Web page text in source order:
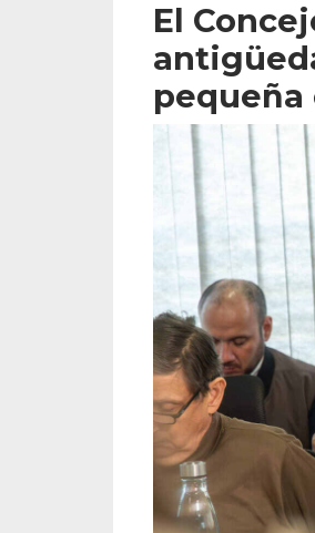
El
pequeña